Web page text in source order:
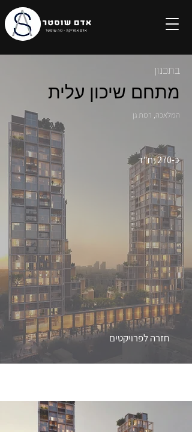
בתכנון
מתחם שיכון עלית
המלאכה, רמת גן
כ-270 יח"ד
חזרה לפרויקטים